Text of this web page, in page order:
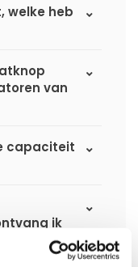
welke heb
van
capaciteit
ik